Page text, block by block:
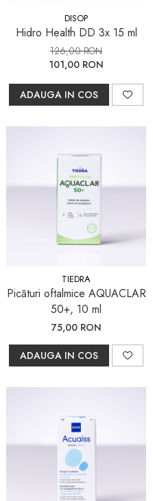
DISOP
Hidro Health DD 3x 15 ml
126,00 RON
101,00 RON
ADAUGA IN COS
TIEDRA
Picături oftalmice AQUACLAR
50+, 10 ml
75,00 RON
ADAUGA IN COS